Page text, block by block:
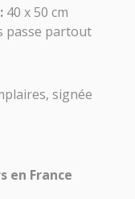
40 x 50 cm
passe partout
signée
en France